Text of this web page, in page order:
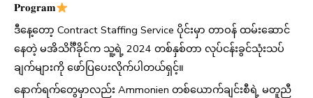
𝐏𝐫𝐨𝐠𝐫𝐚𝐦
ဒီနေ့တော့ Contract Staffing Service ပိုင်းမှာ တာဝန် ထမ်းဆောင်
နေတဲ့ မအိသိင်္ဂီခိုင်က သူ့ရဲ့ 2024 တစ်နှစ်တာ လုပ်ငန်းခွင်သုံးသပ်
ချက်များကို ဖော်ပြပေးလိုက်ပါတယ်ရှင့်။
နောက်ရက်တွေမှာလည်း Ammonien တစ်ယောက်ချင်းစီရဲ့ မတူညီ